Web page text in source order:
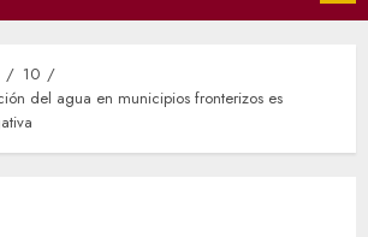
10
del agua en municipios fronterizos es